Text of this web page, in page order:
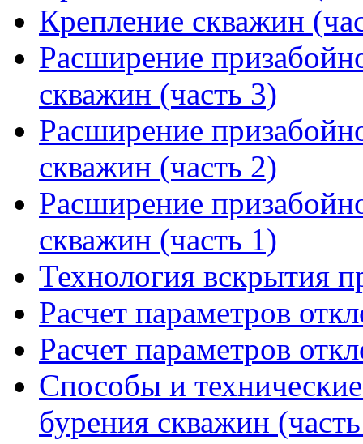
Крепление скважин
Расширение
скважин (часть 3)
Расширение
скважин (часть 2)
Расширение
скважин (часть 1)
Технология вскрытия
Расчет параметров
Расчет параметров
Способы и
бурения скважин